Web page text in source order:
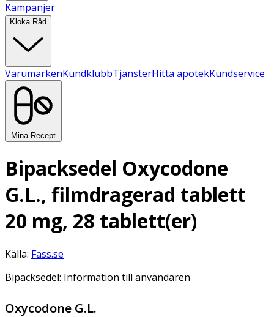
Kampanjer
Kloka Råd
VarumärkenKundklubbTjänsterHitta apotekKundservice
Mina Recept
Bipacksedel Oxycodone
G.L., filmdragerad tablett
20 mg, 28 tablett(er)
Källa: Fass.se
Bipacksedel: Information till användaren
Oxycodone G.L.